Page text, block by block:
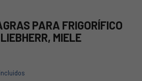
PARA FRIGORÍFICO
MIELE